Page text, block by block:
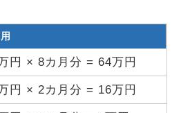
円 × 8カ月分 = 64万円
円 × 2カ月分 = 16万円